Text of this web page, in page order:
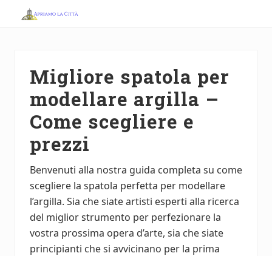
Migliore spatola per
modellare argilla –
Come scegliere e
prezzi
Benvenuti alla nostra guida completa su come
scegliere la spatola perfetta per modellare
l’argilla. Sia che siate artisti esperti alla ricerca
del miglior strumento per perfezionare la
vostra prossima opera d’arte, sia che siate
principianti che si avvicinano per la prima